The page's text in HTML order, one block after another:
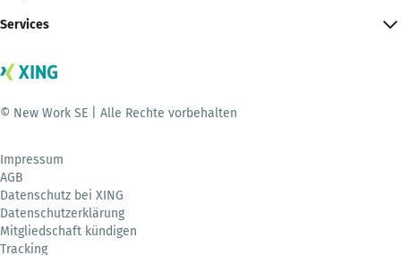
Services
© New Work SE | Alle Rechte vorbehalten
Impressum
AGB
Datenschutz bei XING
Datenschutzerklärung
Mitgliedschaft kündigen
Tracking